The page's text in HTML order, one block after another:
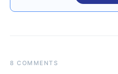
8 COMMENTS